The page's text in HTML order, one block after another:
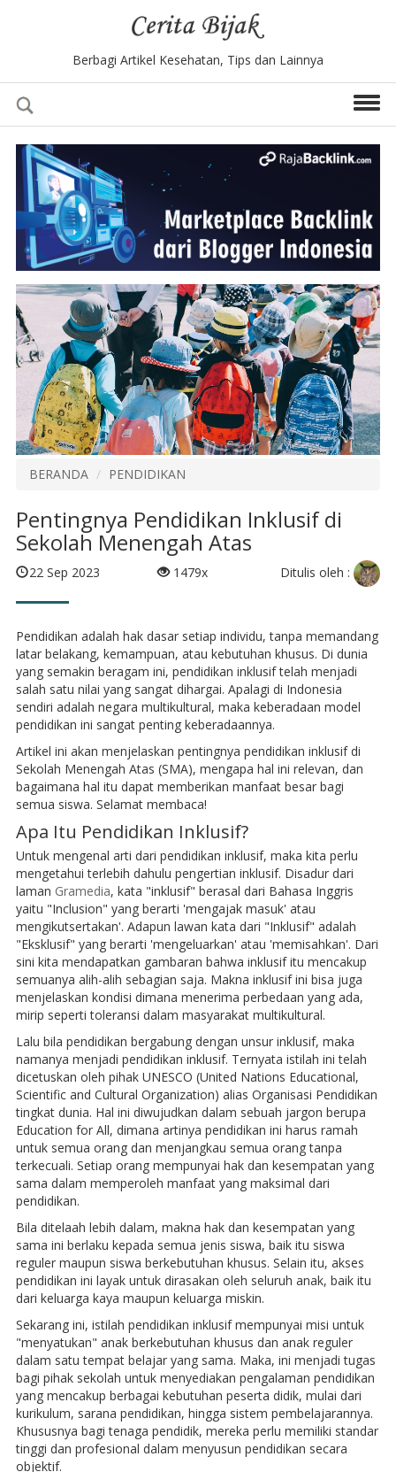
Berbagi Artikel Kesehatan, Tips dan Lainnya
BERANDA PENDIDIKAN
Pentingnya Pendidikan Inklusif di
Sekolah Menengah Atas
22 Sep 2023 1479x Ditulis oleh :
Pendidikan adalah hak dasar setiap individu, tanpa memandang
latar belakang, kemampuan, atau kebutuhan khusus. Di dunia
yang semakin beragam ini, pendidikan inklusif telah menjadi
salah satu nilai yang sangat dihargai. Apalagi di Indonesia
sendiri adalah negara multikultural, maka keberadaan model
pendidikan ini sangat penting keberadaannya.
Artikel ini akan menjelaskan pentingnya pendidikan inklusif di
Sekolah Menengah Atas (SMA), mengapa hal ini relevan, dan
bagaimana hal itu dapat memberikan manfaat besar bagi
semua siswa. Selamat membaca!
Apa Itu Pendidikan Inklusif?
Untuk mengenal arti dari pendidikan inklusif, maka kita perlu
mengetahui terlebih dahulu pengertian inklusif. Disadur dari
laman Gramedia, kata "inklusif" berasal dari Bahasa Inggris
yaitu "Inclusion" yang berarti 'mengajak masuk' atau
mengikutsertakan'. Adapun lawan kata dari "Inklusif" adalah
"Eksklusif" yang berarti 'mengeluarkan' atau 'memisahkan'. Dari
sini kita mendapatkan gambaran bahwa inklusif itu mencakup
semuanya alih-alih sebagian saja. Makna inklusif ini bisa juga
menjelaskan kondisi dimana menerima perbedaan yang ada,
mirip seperti toleransi dalam masyarakat multikultural.
Lalu bila pendidikan bergabung dengan unsur inklusif, maka
namanya menjadi pendidikan inklusif. Ternyata istilah ini telah
dicetuskan oleh pihak UNESCO (United Nations Educational,
Scientific and Cultural Organization) alias Organisasi Pendidikan
tingkat dunia. Hal ini diwujudkan dalam sebuah jargon berupa
Education for All, dimana artinya pendidikan ini harus ramah
untuk semua orang dan menjangkau semua orang tanpa
terkecuali. Setiap orang mempunyai hak dan kesempatan yang
sama dalam memperoleh manfaat yang maksimal dari
pendidikan.
Bila ditelaah lebih dalam, makna hak dan kesempatan yang
sama ini berlaku kepada semua jenis siswa, baik itu siswa
reguler maupun siswa berkebutuhan khusus. Selain itu, akses
pendidikan ini layak untuk dirasakan oleh seluruh anak, baik itu
dari keluarga kaya maupun keluarga miskin.
Sekarang ini, istilah pendidikan inklusif mempunyai misi untuk
"menyatukan" anak berkebutuhan khusus dan anak reguler
dalam satu tempat belajar yang sama. Maka, ini menjadi tugas
bagi pihak sekolah untuk menyediakan pengalaman pendidikan
yang mencakup berbagai kebutuhan peserta didik, mulai dari
kurikulum, sarana pendidikan, hingga sistem pembelajarannya.
Khususnya bagi tenaga pendidik, mereka perlu memiliki standar
tinggi dan profesional dalam menyusun pendidikan secara
objektif.